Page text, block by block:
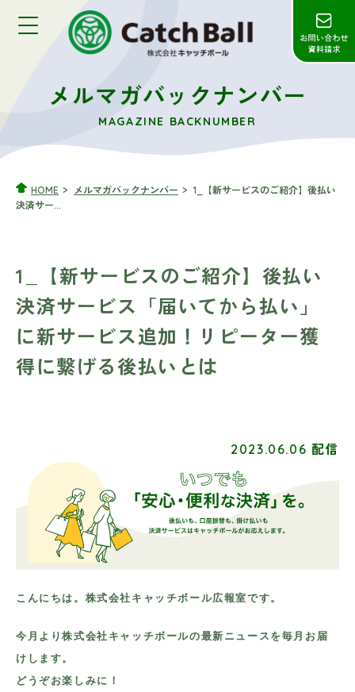
メルマガバックナンバー
MAGAZINE BACKNUMBER
HOME メルマガバックナンバー
1_【新サービスのご紹介】後払い
決済サー...
1_【新サービスのご紹介】後払い
決済サービス「届いてから払い」
に新サービス追加！リピーター獲
得に繋げる後払いとは
2023.06.06 配信
こんにちは。株式会社キャッチボール広報室です。
今月より株式会社キャッチボールの最新ニュースを毎月お届
けします。
どうぞお楽しみに！